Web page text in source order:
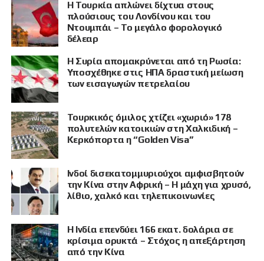
Η Τουρκία απλώνει δίχτυα στους
πλούσιους του Λονδίνου και του
Ντουμπάι – Το μεγάλο φορολογικό
δέλεαρ
Η Συρία απομακρύνεται από τη Ρωσία:
Υποσχέθηκε στις ΗΠΑ δραστική μείωση
των εισαγωγών πετρελαίου
Τουρκικός όμιλος χτίζει «χωριό» 178
πολυτελών κατοικιών στη Χαλκιδική –
Κερκόπορτα η “Golden Visa”
Ινδοί δισεκατομμυριούχοι αμφισβητούν
την Κίνα στην Αφρική – Η μάχη για χρυσό,
λίθιο, χαλκό και τηλεπικοινωνίες
Η Ινδία επενδύει 166 εκατ. δολάρια σε
κρίσιμα ορυκτά – Στόχος η απεξάρτηση
από την Κίνα